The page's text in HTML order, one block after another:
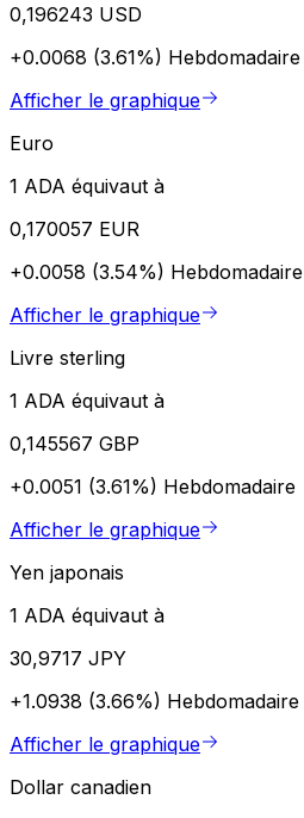
0,196243 USD
+0.0068 (3.61%) Hebdomadaire
Afficher le graphique
Euro
1 ADA équivaut à
0,170057 EUR
+0.0058 (3.54%) Hebdomadaire
Afficher le graphique
Livre sterling
1 ADA équivaut à
0,145567 GBP
+0.0051 (3.61%) Hebdomadaire
Afficher le graphique
Yen japonais
1 ADA équivaut à
30,9717 JPY
+1.0938 (3.66%) Hebdomadaire
Afficher le graphique
Dollar canadien